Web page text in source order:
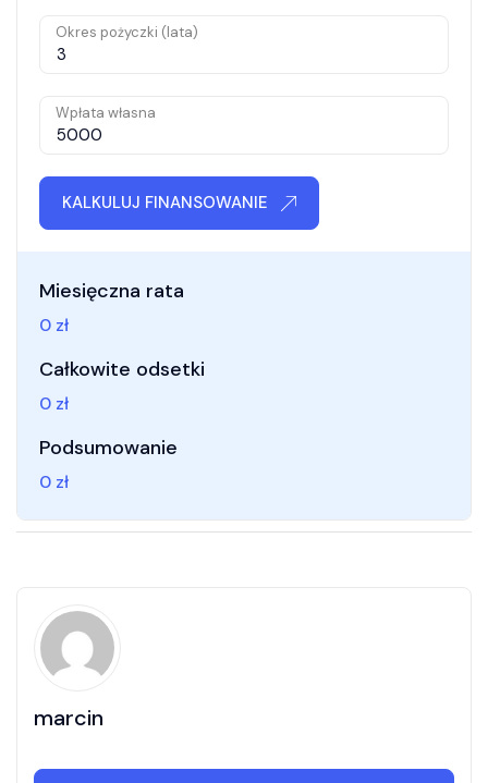
Okres pożyczki (lata)
Wpłata własna
KALKULUJ FINANSOWANIE
Miesięczna rata
0 zł
Całkowite odsetki
0 zł
Podsumowanie
0 zł
marcin